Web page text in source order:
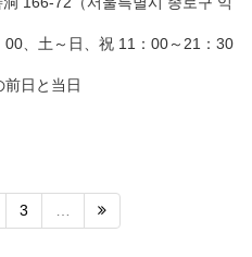
、土～日、祝 11：00～21：30
日と当日
3